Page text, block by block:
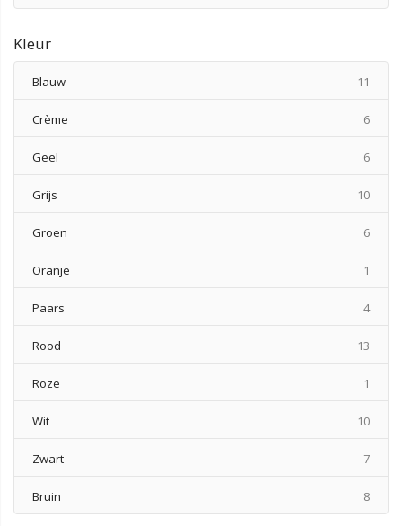
Kleur
Blauw 11
Crème 6
Geel 6
Grijs 10
Groen 6
Oranje 1
Paars 4
Rood 13
Roze 1
Wit 10
Zwart 7
Bruin 8